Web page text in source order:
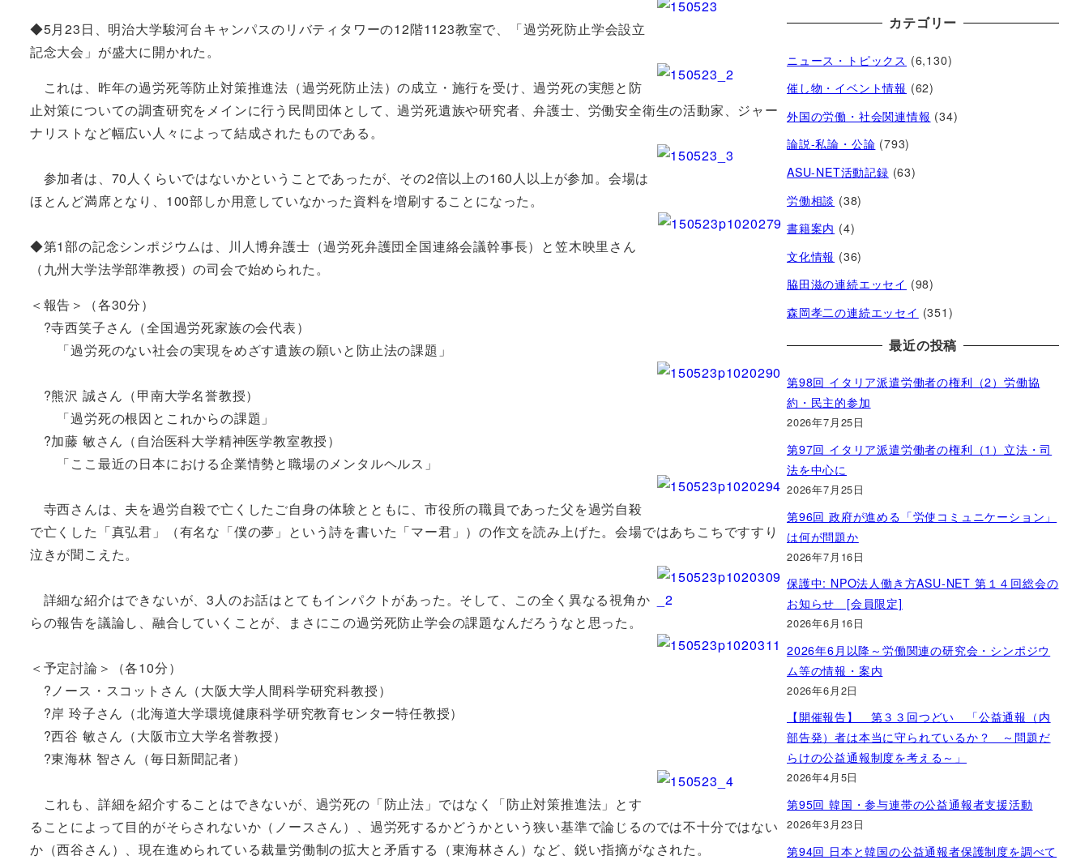
◆5月23日、明治大学駿河台キャンパスのリバティタワーの12階1123教室で、「過労死防止学会設立
記念大会」が盛大に開かれた。
これは、昨年の過労死等防止対策推進法（過労死防止法）の成立・施行を受け、過労死の実態と防
止対策についての調査研究をメインに行う民間団体として、過労死遺族や研究者、弁護士、労働安全衛生の活動家、ジャー
ナリストなど幅広い人々によって結成されたものである。
参加者は、70人くらいではないかということであったが、その2倍以上の160人以上が参加。会場は
ほとんど満席となり、100部しか用意していなかった資料を増刷することになった。
◆第1部の記念シンポジウムは、川人博弁護士（過労死弁護団全国連絡会議幹事長）と笠木映里さん
（九州大学法学部準教授）の司会で始められた。
＜報告＞（各30分）
?寺西笑子さん（全国過労死家族の会代表）
「過労死のない社会の実現をめざす遺族の願いと防止法の課題」
?熊沢 誠さん（甲南大学名誉教授）
「過労死の根因とこれからの課題」
?加藤 敏さん（自治医科大学精神医学教室教授）
「ここ最近の日本における企業情勢と職場のメンタルヘルス」
寺西さんは、夫を過労自殺で亡くしたご自身の体験とともに、市役所の職員であった父を過労自殺
で亡くした「真弘君」（有名な「僕の夢」という詩を書いた「マー君」）の作文を読み上げた。会場ではあちこちですすり
泣きが聞こえた。
詳細な紹介はできないが、3人のお話はとてもインパクトがあった。そして、この全く異なる視角か
らの報告を議論し、融合していくことが、まさにこの過労死防止学会の課題なんだろうなと思った。
＜予定討論＞（各10分）
?ノース・スコットさん（大阪大学人間科学研究科教授）
?岸 玲子さん（北海道大学環境健康科学研究教育センター特任教授）
?西谷 敏さん（大阪市立大学名誉教授）
?東海林 智さん（毎日新聞記者）
これも、詳細を紹介することはできないが、過労死の「防止法」ではなく「防止対策推進法」とす
ることによって目的がそらされないか（ノースさん）、過労死するかどうかという狭い基準で論じるのでは不十分ではない
か（西谷さん）、現在進められている裁量労働制の拡大と矛盾する（東海林さん）など、鋭い指摘がなされた。
カテゴリー
ニュース・トピックス (6,130)
催し物・イベント情報 (62)
外国の労働・社会関連情報 (34)
論説-私論・公論 (793)
ASU-NET活動記録 (63)
労働相談 (38)
書籍案内 (4)
文化情報 (36)
脇田滋の連続エッセイ (98)
森岡孝二の連続エッセイ (351)
最近の投稿
第98回 イタリア派遣労働者の権利（2）労働協
約・民主的参加
2026年7月25日
第97回 イタリア派遣労働者の権利（1）立法・司
法を中心に
2026年7月25日
第96回 政府が進める「労使コミュニケーション」
は何が問題か
2026年7月16日
保護中: NPO法人働き方ASU-NET 第１４回総会の
お知らせ [会員限定]
2026年6月16日
2026年6月以降～労働関連の研究会・シンポジウ
ム等の情報・案内
2026年6月2日
【開催報告】 第３３回つどい 「公益通報（内
部告発）者は本当に守られているか？ ～問題だ
らけの公益通報制度を考える～」
2026年4月5日
第95回 韓国・参与連帯の公益通報者支援活動
2026年3月23日
第94回 日本と韓国の公益通報者保護制度を調べて